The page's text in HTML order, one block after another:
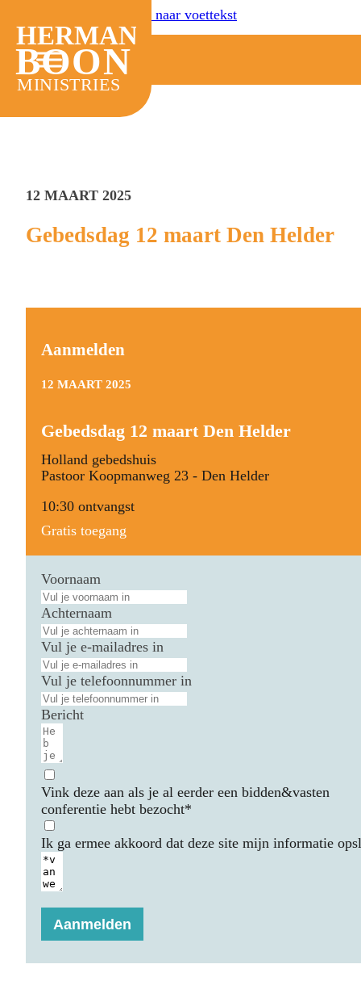
Ga naar voettekst
MINISTRIES
BOON
HERMAN
12 MAART 2025
Gebedsdag 12 maart Den Helder
Aanmelden
12 MAART 2025
Gebedsdag 12 maart Den Helder
Holland gebedshuis
Pastoor Koopmanweg 23 - Den Helder
10:30 ontvangst
Gratis toegang
Voornaam
Achternaam
Vul je e-mailadres in
Vul je telefoonnummer in
Bericht
Vink deze aan als je al eerder een bidden&vasten
conferentie hebt bezocht*
Ik ga ermee akkoord dat deze site mijn informatie
Aanmelden